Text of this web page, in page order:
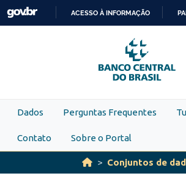
Skip to main content
PARA
O
CONTEÚDO
ACESSO À INFORMAÇÃO
Dados Perguntas Frequentes
Contato Sobre o Portal
Conjuntos de